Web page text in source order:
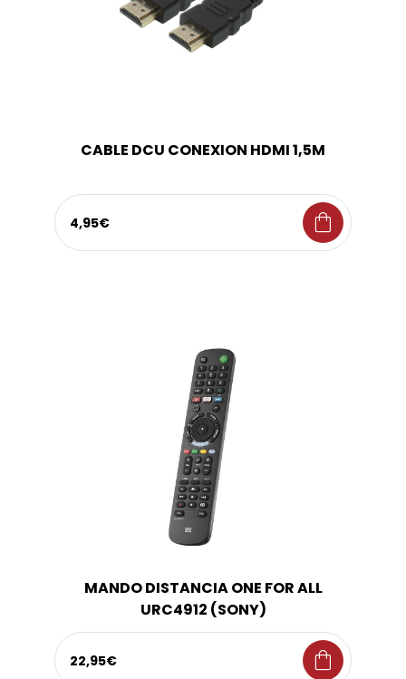
CABLE DCU CONEXION HDMI 1,5M
4,95€ shopping_bag
MANDO DISTANCIA ONE FOR ALL
URC4912 (SONY)
22,95€ shopping_bag